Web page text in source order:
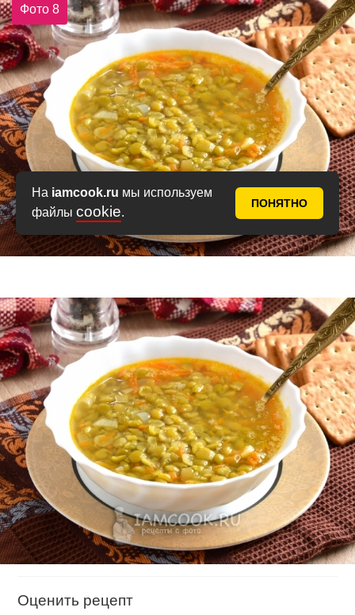
На iamcook.ru мы используем
файлы cookie.
ПОНЯТНО
Фото 8
Оценить рецепт